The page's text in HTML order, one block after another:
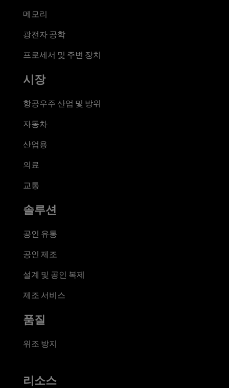
메모리
광전자 공학
프로세서 및 주변 장치
시장
항공우주 산업 및 방위
자동차
산업용
의료
교통
솔루션
공인 유통
공인 제조
설계 및 공인 복제
제조 서비스
품질
위조 방지
리소스